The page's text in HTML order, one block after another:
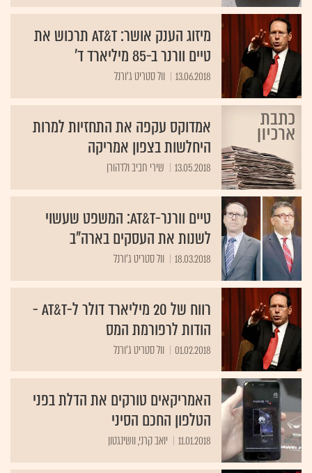
מיזוג הענק אושר: AT&T תרכוש את
טיים וורנר ב-85 מיליארד ד'
13.06.2018 וול סטריט ג'ורנל
אמדוקס עקפה את התחזיות למרות
היחלשות בצפון אמריקה
13.05.2018 שירי חביב ולדהורן
טיים וורנר-AT&T: המשפט שעשוי
לשנות את העסקים בארה"ב
18.03.2018 וול סטריט ג'ורנל
רווח של 20 מיליארד דולר ל-AT&T -
הודות לרפורמת המס
01.02.2018 וול סטריט ג'ורנל
האמריקאים טורקים את הדלת בפני
הטלפון החכם הסיני
11.01.2018 יואב קרני, וושינגטון